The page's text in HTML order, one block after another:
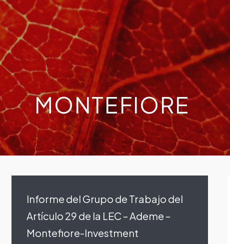
MONTEFIORE
Informe del Grupo de Trabajo del
Artículo 29 de la LEC – Ademe –
Montefiore-Investment